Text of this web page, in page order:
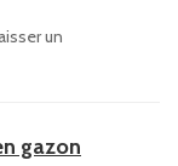
un
gazon